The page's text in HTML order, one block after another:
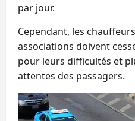
par jour.
Cependant, les
associations doivent
pour leurs difficultés et
attentes des passagers.